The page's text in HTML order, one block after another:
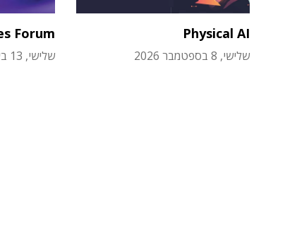
Physical AI
שלישי, 8 בספטמבר 2026
Forum
שלישי, 13 באוקטובר 2026